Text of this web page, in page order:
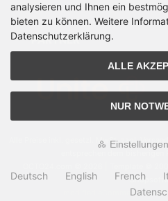
PARTNER
Alle Preise inkl. gesetzl. MwSt. zzgl.
ified eCommerce
analysieren und Ihnen ein
bieten zu können. Weitere
Datenschutzerklärung.
ALLE
NUR
Deutsch English French